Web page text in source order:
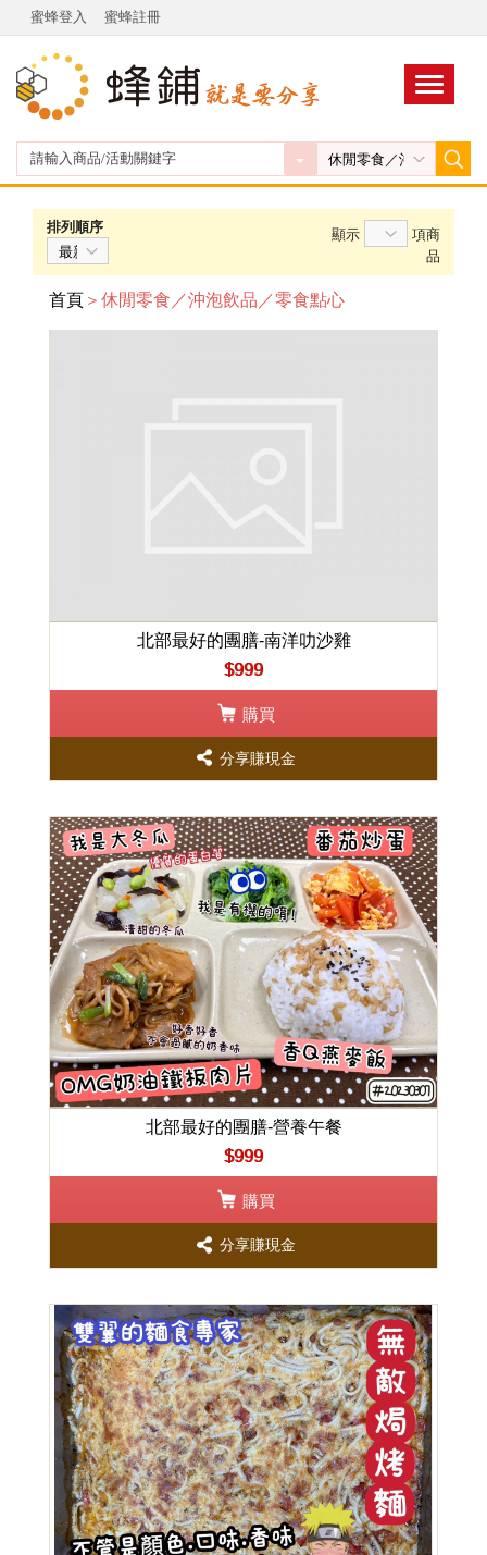
蜜蜂登入 蜜蜂註冊
排列順序 顯示
項商
品
首頁 ＞休閒零食／沖泡飲品／零食點心
北部最好的團膳-南洋叻沙雞
$999
購買
分享賺現金
北部最好的團膳-營養午餐
$999
購買
分享賺現金